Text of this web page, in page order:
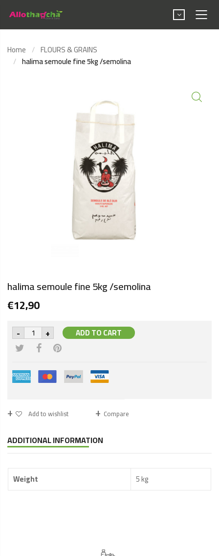
Home
FLOURS & GRAINS
halima semoule fine 5kg /semolina
halima semoule fine 5kg /semolina
€12,90
- halima
semoule
quantity
+ ADD TO CART
Add to wishlist Compare
ADDITIONAL INFORMATION
Weight 5 kg